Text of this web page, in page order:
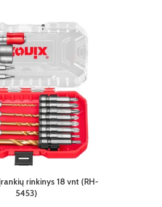
rinkinys 18 vnt (RH-
5453)